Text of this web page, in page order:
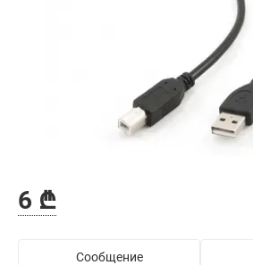
6 ₾
Сообщение